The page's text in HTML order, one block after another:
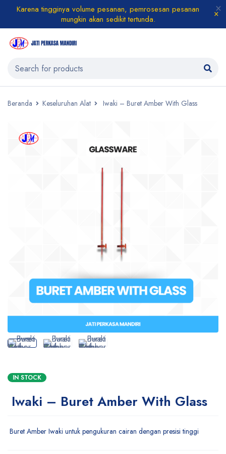
Karena tingginya volume pesanan, pemrosesan pesanan
mungkin akan sedikit tertunda.
Beranda Keseluruhan Alat Iwaki – Buret Amber With Glass
IN STOCK
Iwaki – Buret Amber With Glass
Buret Amber Iwaki untuk pengukuran cairan dengan presisi tinggi